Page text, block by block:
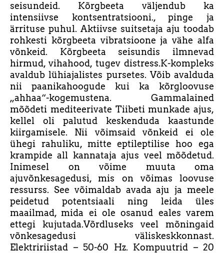
seisundeid. Kõrgbeeta väljendub ka
intensiivse kontsentratsiooni., pinge ja
ärrituse puhul. Aktiivse suitsetaja aju toodab
rohkesti kõrgbeeta vibratsioone ja vähe alfa
võnkeid. Kõrgbeeta seisundis ilmnevad
hirmud, vihahood, tugev distress.K-kompleks
avaldub lühiajalistes pursetes. Võib avalduda
nii paanikahoogude kui ka kõrgloovuse
„ahhaa“-kogemustena. Gammalained
mõõdeti mediteerivate Tiibeti munkade ajus,
kellel oli palutud keskenduda kaastunde
kiirgamisele. Nii võimsaid võnkeid ei ole
ühegi rahuliku, mitte eptileptilise hoo ega
krampide all kannataja ajus veel mõõdetud.
Inimesel on võime muuta oma
ajuvõnkesagedusi, mis on võimas loovuse
ressurss. See võimaldab avada aju ja meele
peidetud potentsiaali ning leida üles
maailmad, mida ei ole osanud eales varem
ettegi kujutada.Võrdluseks veel mõningaid
võnkesagedusi väliskeskkonnast.
Elektririistad – 50-60 Hz. Kompuutrid – 20